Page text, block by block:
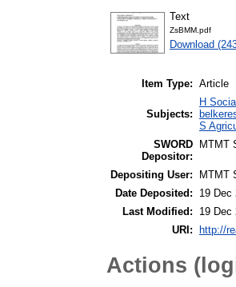
Text
ZsBMM.pdf
Download
Item Type: Article
Subjects:
H
S
SWORD
Depositor:
MTMT
Depositing User:
MTMT
Date Deposited:
19 Dec
Last Modified:
19 Dec
URI:
http://
Actions